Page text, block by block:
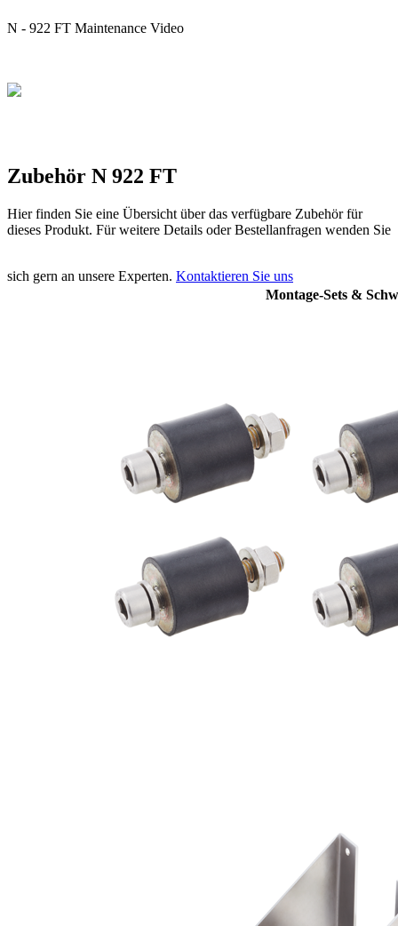
N - 922 FT Maintenance Video
Zubehör N 922 FT
Hier finden Sie eine Übersicht über das verfügbare Zubehör für
dieses Produkt. Für weitere Details oder Bestellanfragen wenden Sie
sich gern an unsere Experten. Kontaktieren Sie uns
Montage-Sets &